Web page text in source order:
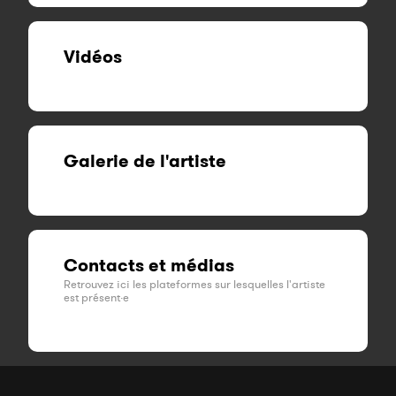
Vidéos
Galerie de l'artiste
Contacts et médias
Retrouvez ici les plateformes sur lesquelles l'artiste
est présent·e